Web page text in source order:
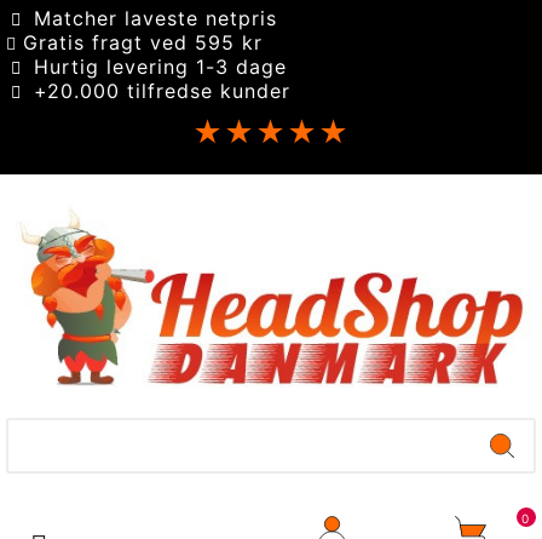
Matcher laveste netpris
Gratis fragt ved 595 kr
Hurtig levering 1-3 dage
+20.000 tilfredse kunder
★★★★★
0